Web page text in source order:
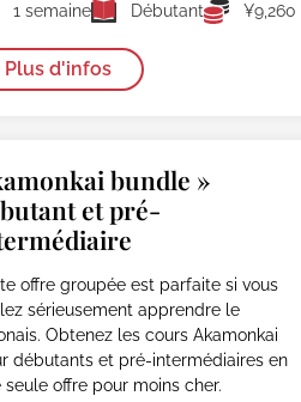
1 semaine Débutant ¥9,260
Plus d'infos
bundle »
et pré-
offre groupée est parfaite si vous
sérieusement apprendre le
Obtenez les cours Akamonkai
débutants et pré-intermédiaires en
seule offre pour moins cher.